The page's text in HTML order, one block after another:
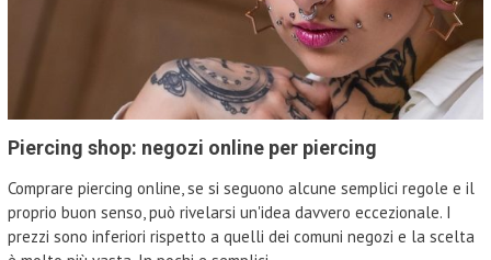
Piercing shop: negozi online per piercing
Comprare piercing online, se si seguono alcune semplici regole e il
proprio buon senso, può rivelarsi un'idea davvero eccezionale. I
prezzi sono inferiori rispetto a quelli dei comuni negozi e la scelta